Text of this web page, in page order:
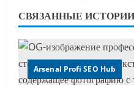
v
i
g
СВЯЗАННЫЕ ИСТОРИИ
Arsenal Profi SEO Hub